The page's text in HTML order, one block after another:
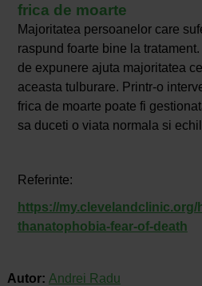
frica de moarte
Majoritatea persoanelor care
raspund foarte bine la
de expunere ajuta majoritatea
aceasta tulburare. Printr-o
frica de moarte poate fi
sa duceti o viata normala si
Referinte:
https://my.clevelandclinic.org/
thanatophobia-fear-of-death
Autor: Andrei Radu